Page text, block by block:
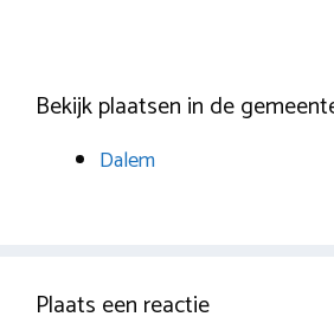
Bekijk plaatsen in de
Dalem
Plaats een reactie